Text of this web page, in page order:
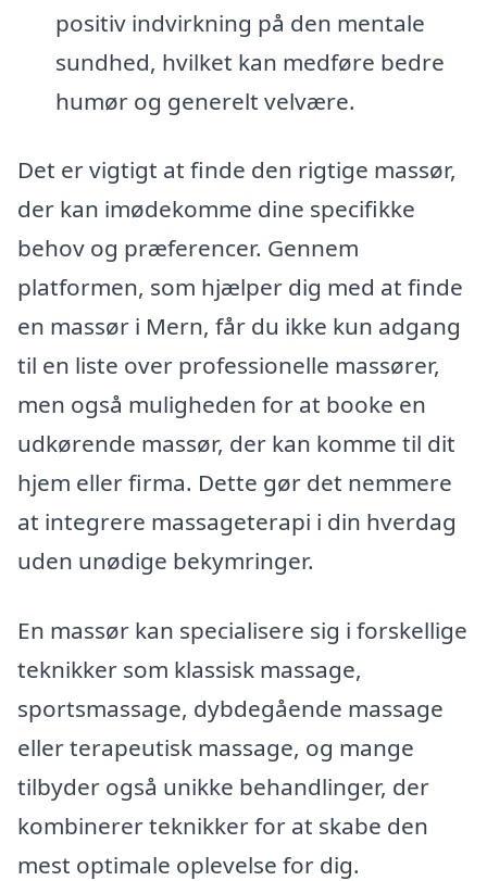
positiv indvirkning på den mentale
sundhed, hvilket kan medføre bedre
humør og generelt velvære.
Det er vigtigt at finde den rigtige massør,
der kan imødekomme dine specifikke
behov og præferencer. Gennem
platformen, som hjælper dig med at finde
en massør i Mern, får du ikke kun adgang
til en liste over professionelle massører,
men også muligheden for at booke en
udkørende massør, der kan komme til dit
hjem eller firma. Dette gør det nemmere
at integrere massageterapi i din hverdag
uden unødige bekymringer.
En massør kan specialisere sig i forskellige
teknikker som klassisk massage,
sportsmassage, dybdegående massage
eller terapeutisk massage, og mange
tilbyder også unikke behandlinger, der
kombinerer teknikker for at skabe den
mest optimale oplevelse for dig.